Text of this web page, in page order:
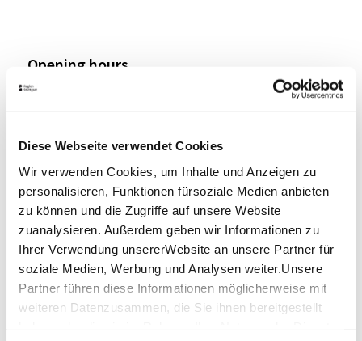
Diese Webseite verwendet Cookies
Wir verwenden Cookies, um Inhalte und Anzeigen zu
personalisieren, Funktionen fürsoziale Medien anbieten
zu können und die Zugriffe auf unsere Website
zuanalysieren. Außerdem geben wir Informationen zu
Ihrer Verwendung unsererWebsite an unsere Partner für
soziale Medien, Werbung und Analysen weiter.Unsere
Partner führen diese Informationen möglicherweise mit
weiteren Datenzusammen, die Sie ihnen bereitgestellt
Opening hours
Monday
11:00 a.m. - 11:00 p.m.
Tuesday
11:00 a.m. - 11:00 p.m.
Wednesday
11:00 a.m. - 11:00 p.m.
Thursday
11:00 a.m. - 11:00 p.m.
Friday
11:00 a.m. - 12:00 a.m.
Saturday
11:00 a.m. - 01:00 a.m.
Sunday
11:00 a.m. - 11:00 p.m.